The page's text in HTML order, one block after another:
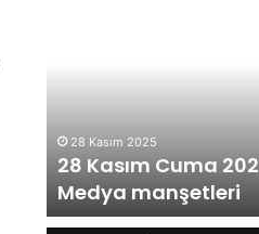
Kasım 2025
Kasım Cuma 2025,
manşetleri